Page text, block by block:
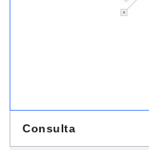
Consulta